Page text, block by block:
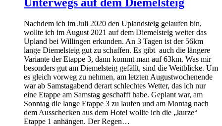
Nachdem ich im Juli 2020 den Uplandsteig gelaufen bin,
wollte ich im August 2021 auf dem Diemelsteig weiter das
Upland bei Willingen erkunden. An 3 Tagen ist der 56km
lange Diemelsteig gut zu schaffen. Es gibt auch die längere
Variante der Etappe 3, dann kommt man auf 63km. Was mir
besonders gut am Diemelsteig gefällt, sind die Weitblicke. Um
es gleich vorweg zu nehmen, am letzten Augustwochenende
war ab Samstagabend derart schlechtes Wetter, das ich nur
eine Etappe am Samstag geschafft habe. Geplant war, am
Sonntag die lange Etappe 3 zu laufen und am Montag nach
dem Ausschecken aus dem Hotel wollte ich die „kurze“
Etappe 1 anhängen. Der Regen…